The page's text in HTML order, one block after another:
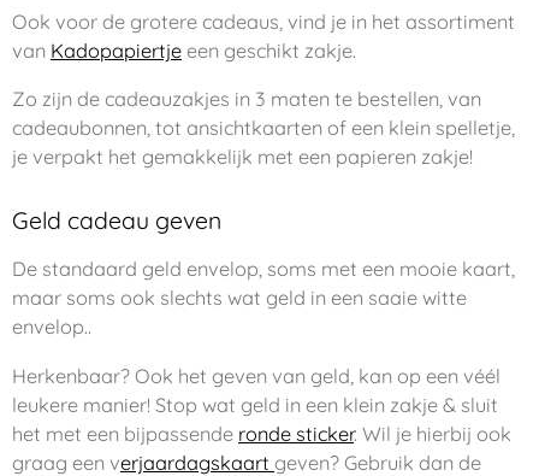
Ook voor de grotere cadeaus, vind je in het assortiment
van Kadopapiertje een geschikt zakje.
Zo zijn de cadeauzakjes in 3 maten te bestellen, van
cadeaubonnen, tot ansichtkaarten of een klein spelletje,
je verpakt het gemakkelijk met een papieren zakje!
Geld cadeau geven
De standaard geld envelop, soms met een mooie kaart,
maar soms ook slechts wat geld in een saaie witte
envelop..
Herkenbaar? Ook het geven van geld, kan op een véél
leukere manier! Stop wat geld in een klein zakje & sluit
het met een bijpassende ronde sticker. Wil je hierbij ook
graag een verjaardagskaart geven? Gebruik dan de